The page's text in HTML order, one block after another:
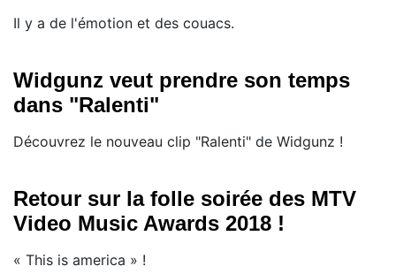
Il y a de l'émotion et des couacs.
Widgunz veut prendre son temps
dans "Ralenti"
Découvrez le nouveau clip "Ralenti" de Widgunz !
Retour sur la folle soirée des MTV
Video Music Awards 2018 !
« This is america » !